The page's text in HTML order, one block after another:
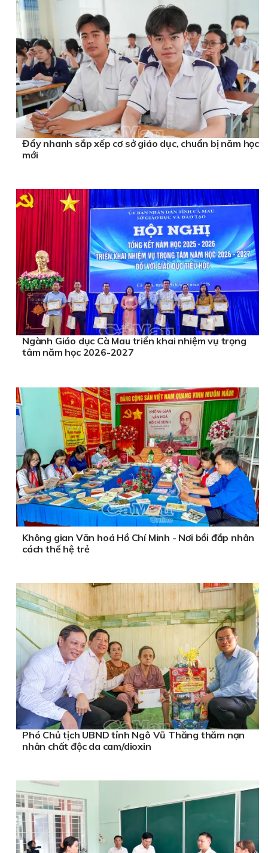
Đẩy nhanh sắp xếp cơ sở giáo dục, chuẩn bị năm học
mới
Ngành Giáo dục Cà Mau triển khai nhiệm vụ trọng
tâm năm học 2026-2027
Không gian Văn hoá Hồ Chí Minh - Nơi bồi đắp nhân
cách thế hệ trẻ
Phó Chủ tịch UBND tỉnh Ngô Vũ Thăng thăm nạn
nhân chất độc da cam/dioxin